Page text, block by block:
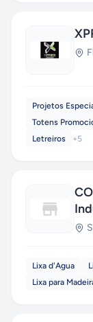
Projetos
Totens
Letreiros
+5
Lixa d'Agua
Lixa para